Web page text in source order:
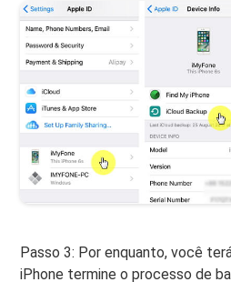
Passo 3: Por enquanto, você
iPhone termine o processo de